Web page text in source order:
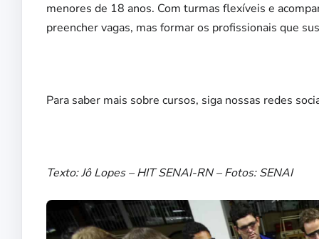
menores de 18 anos. Com turmas flexíveis e
preencher vagas, mas formar os profissionais que
Para saber mais sobre cursos, siga nossas redes
Texto: Jô Lopes – HIT SENAI-RN – Fotos: SENAI